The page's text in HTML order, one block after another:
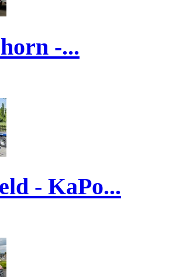
-...
- KaPo...